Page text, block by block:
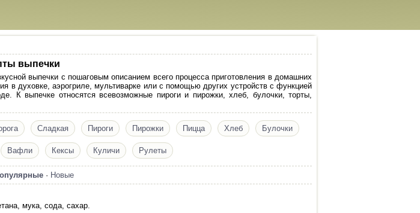
выпечки
выпечки с пошаговым описанием всего процесса приготовления в домашних
в духовке, аэрогриле, мультиварке или с помощью других устройств с функцией
К выпечке относятся всевозможные пироги и пирожки, хлеб, булочки, торты,
Сладкая Пироги Пирожки Пицца Хлеб Булочки
Вафли Кексы Куличи Рулеты
· Новые
мука, сода, сахар.